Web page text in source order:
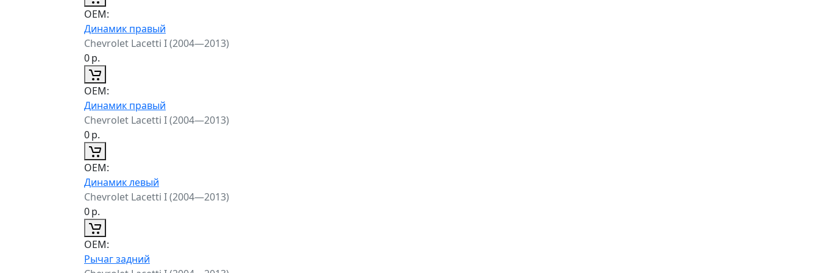
ОЕМ:
Динамик правый
Chevrolet Lacetti I (2004—2013)
0р.
ОЕМ:
Динамик правый
Chevrolet Lacetti I (2004—2013)
0р.
ОЕМ:
Динамик левый
Chevrolet Lacetti I (2004—2013)
0р.
ОЕМ:
Рычаг задний